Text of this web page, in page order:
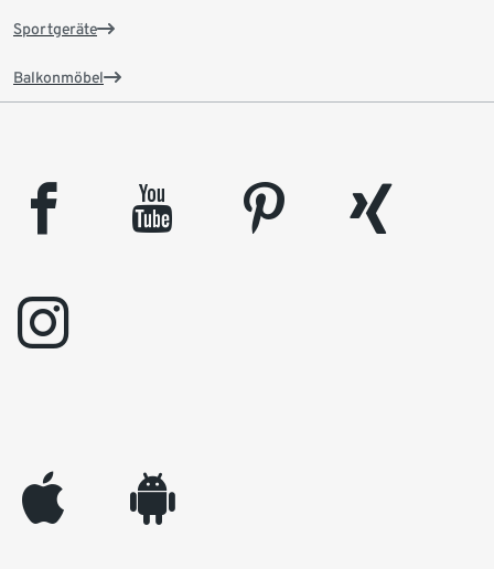
Sportgeräte
Balkonmöbel
facebook youtube pinterest
xing
instagram
appleinc android